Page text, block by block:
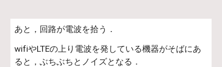
あと，回路が電波を拾う．
wifiやLTEの上り電波を発している機器がそばにあ
ると，ぶちぶちとノイズとなる．